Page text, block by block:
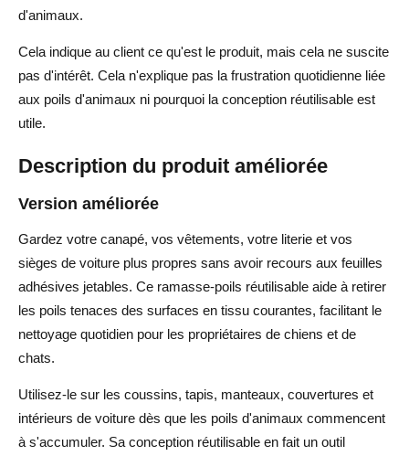
d'animaux.
Cela indique au client ce qu'est le produit, mais cela ne suscite
pas d'intérêt. Cela n'explique pas la frustration quotidienne liée
aux poils d'animaux ni pourquoi la conception réutilisable est
utile.
Description du produit améliorée
Version améliorée
Gardez votre canapé, vos vêtements, votre literie et vos
sièges de voiture plus propres sans avoir recours aux feuilles
adhésives jetables. Ce ramasse-poils réutilisable aide à retirer
les poils tenaces des surfaces en tissu courantes, facilitant le
nettoyage quotidien pour les propriétaires de chiens et de
chats.
Utilisez-le sur les coussins, tapis, manteaux, couvertures et
intérieurs de voiture dès que les poils d'animaux commencent
à s'accumuler. Sa conception réutilisable en fait un outil